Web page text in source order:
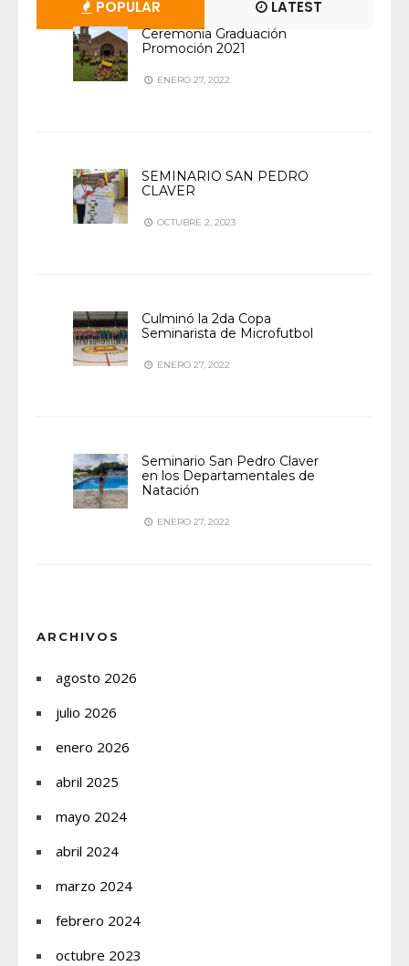
POPULAR LATEST
Ceremonia Graduación
Promoción 2021
ENERO 27, 2022
SEMINARIO SAN PEDRO
CLAVER
OCTUBRE 2, 2023
Culminó la 2da Copa
Seminarista de Microfutbol
ENERO 27, 2022
Seminario San Pedro Claver
en los Departamentales de
Natación
ENERO 27, 2022
ARCHIVOS
agosto 2026
julio 2026
enero 2026
abril 2025
mayo 2024
abril 2024
marzo 2024
febrero 2024
octubre 2023